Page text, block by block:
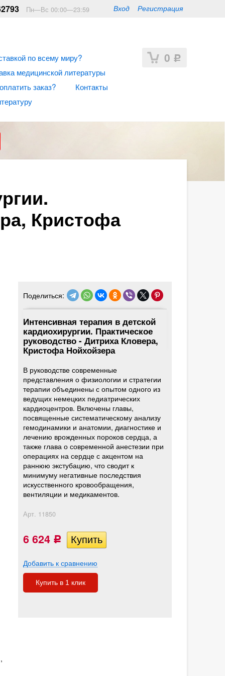
Вход Регистрация
Пн—Вс 00:00—23:59
0 Р
по всему миру?
медицинской литературы
заказ?
Контакты
Кристофа
Поделиться:
Интенсивная терапия в детской
кардиохирургии. Практическое
руководство - Дитриха Кловера,
Кристофа Нойхойзера
В руководстве современные
представления о физиологии и стратегии
терапии объединены с опытом одного из
ведущих немецких педиатрических
кардиоцентров. Включены главы,
посвященные систематическому анализу
гемодинамики и анатомии, диагностике и
лечению врожденных пороков сердца, а
также глава о современной анестезии при
операциях на сердце с акцентом на
раннюю экстубацию, что сводит к
минимуму негативные последствия
искусственного кровообращения,
вентиляции и медикаментов.
Арт. 11850
6 624 Р
Добавить к сравнению
Купить в 1 клик